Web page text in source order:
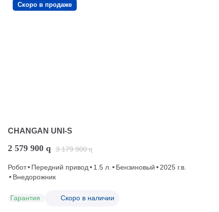
Скоро в продаже
CHANGAN UNI-S
2 579 900 q 3 179 900 q
Робот Передний привод 1.5 л. Бензиновый
2025 г.в.
Внедорожник
Гарантия Скоро в наличии